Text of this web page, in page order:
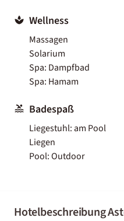
Wellness
Massagen
Solarium
Spa: Dampfbad
Spa: Hamam
Badespaß
Liegestuhl: am Pool
Liegen
Pool: Outdoor
Hotelbeschreibung